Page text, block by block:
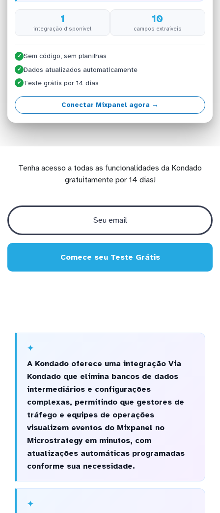
1
integração disponível
10
campos extraíveis
✓ Sem código, sem planilhas
✓ Dados atualizados automaticamente
✓ Teste grátis por 14 dias
Conectar Mixpanel agora →
Tenha acesso a todas as funcionalidades da Kondado
gratuitamente por 14 dias!
Comece seu Teste Grátis
A Kondado oferece uma integração Via
Kondado que elimina bancos de dados
intermediários e configurações
complexas, permitindo que gestores de
tráfego e equipes de operações
visualizem eventos do Mixpanel no
Microstrategy em minutos, com
atualizações automáticas programadas
conforme sua necessidade.